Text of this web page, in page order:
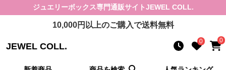
ジュエリーボックス専門通販サイトJEWEL COLL.
10,000円以上のご購入で送料無料
JEWEL COLL. 0 0